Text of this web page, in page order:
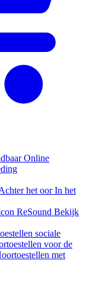
Online
het oorIn het
ReSound Bekijk
sociale
voor de
met